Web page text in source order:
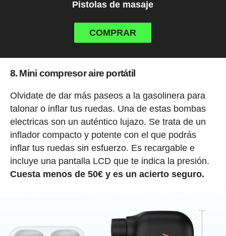
Pistolas de masaje
COMPRAR
8. Mini compresor aire portátil
Olvidate de dar más paseos a la gasolinera para
talonar o inflar tus ruedas. Una de estas bombas
electricas son un auténtico lujazo. Se trata de un
inflador compacto y potente con el que podrás
inflar tus ruedas sin esfuerzo. Es recargable e
incluye una pantalla LCD que te indica la presión.
Cuesta menos de 50€ y es un acierto seguro.